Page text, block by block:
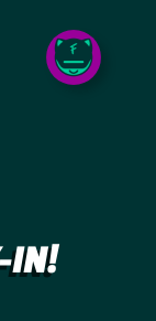
IN!